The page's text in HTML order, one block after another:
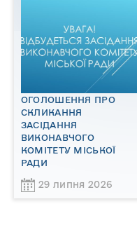
ОГОЛОШЕННЯ ПРО
СКЛИКАННЯ
ЗАСІДАННЯ
ВИКОНАВЧОГО
КОМІТЕТУ МІСЬКОЇ
РАДИ
29 липня 2026